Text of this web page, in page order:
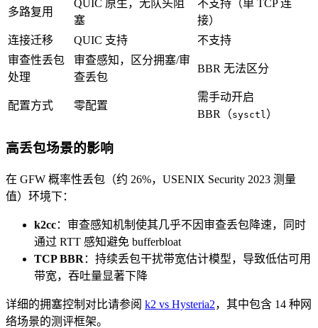
多路复用
QUIC 原生，无队头阻
塞
不支持（单 TCP 连
接）
连接迁移
QUIC 支持
不支持
审查性丢包
处理
审查感知，区分拥塞/审
查丢包
BBR 无法区分
配置方式 零配置
需手动开启
BBR（sysctl）
高丢包场景的影响
在 GFW 概率性丢包（约 26%，USENIX Security 2023 测量
值）环境下：
k2cc：审查感知机制使其几乎不因审查丢包降速，同时
通过 RTT 感知避免 bufferbloat
TCP BBR ：持续丢包干扰带宽估计模型，导致低估可用
带宽，吞吐量显著下降
详细的拥塞控制对比请参阅 k2 vs Hysteria2，其中包含 14 种网
络场景的测评框架。